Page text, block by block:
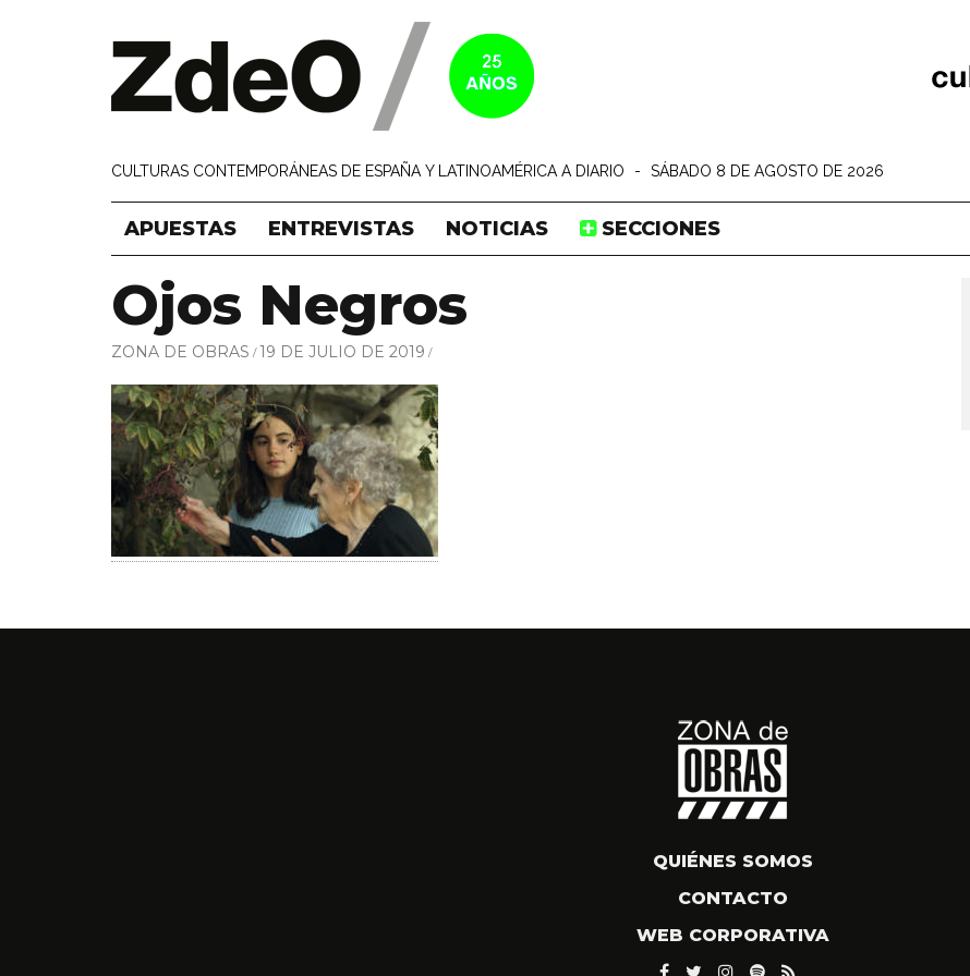
CULTURAS CONTEMPORÁNEAS DE ESPAÑA Y LATINOAMÉRICA A DIARIO - SÁBADO 8 DE AGOSTO DE 2026
APUESTAS ENTREVISTAS NOTICIAS SECCIONES
Ojos Negros
ZONA DE OBRAS 19 DE JULIO DE 2019
QUIÉNES SOMOS
CONTACTO
WEB CORPORATIVA